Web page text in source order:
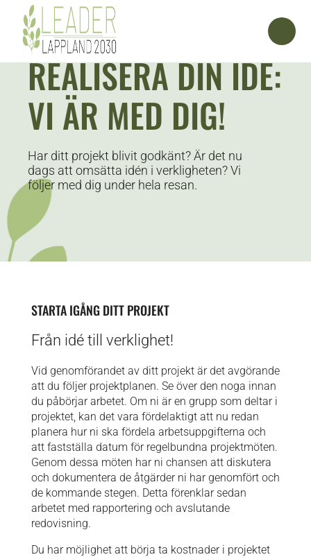
REALISERA DIN IDÉ:
VI ÄR MED DIG!
Har ditt projekt blivit godkänt? Är det nu
dags att omsätta idén i verkligheten? Vi
följer med dig under hela resan.
STARTA IGÅNG DITT PROJEKT
Från idé till verklighet!
Vid genomförandet av ditt projekt är det avgörande
att du följer projektplanen. Se över den noga innan
du påbörjar arbetet. Om ni är en grupp som deltar i
projektet, kan det vara fördelaktigt att nu redan
planera hur ni ska fördela arbetsuppgifterna och
att fastställa datum för regelbundna projektmöten.
Genom dessa möten har ni chansen att diskutera
och dokumentera de åtgärder ni har genomfört och
de kommande stegen. Detta förenklar sedan
arbetet med rapportering och avslutande
redovisning.
Du har möjlighet att börja ta kostnader i projektet